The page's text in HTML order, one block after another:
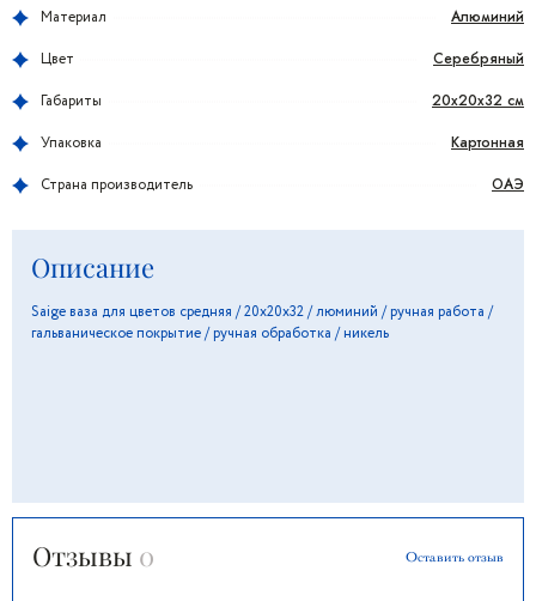
Материал Алюминий
Цвет Серебряный
Габариты 20x20x32 см
Упаковка Картонная
Страна производитель ОАЭ
Описание
Saige ваза для цветов средняя / 20х20х32 / люминий / ручная работа /
гальваническое покрытие / ручная обработка / никель
Отзывы 0 Оставить отзыв